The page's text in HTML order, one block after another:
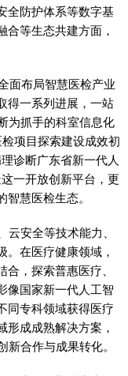
全防护体系等数字基
合等生态共建方面，
面布局智慧医检产业
得一系列进展，一站
为抓手的科室信息化
项目探索建设成效初
诊断广东省新一代人
一开放创新平台，更
慧医检生态。
安全等技术能力、
。在医疗健康领域，
，探索普惠医疗、
像国家新一代人工智
同专科领域获得医疗
形成成熟解决方案，
合作与成果转化。